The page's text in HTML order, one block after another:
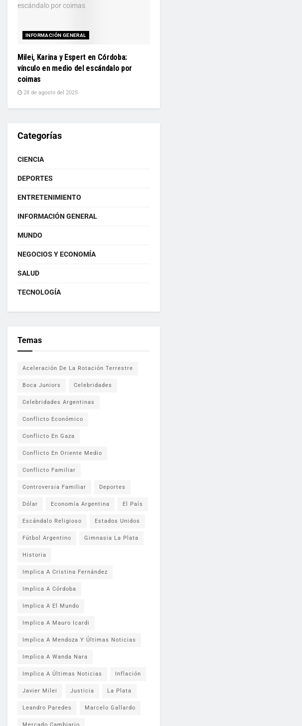
INFORMACIÓN GENERAL
Milei, Karina y Espert en Córdoba:
vínculo en medio del escándalo por
coimas
28 de agosto del 2025
Categorías
CIENCIA
DEPORTES
ENTRETENIMIENTO
INFORMACIÓN GENERAL
MUNDO
NEGOCIOS Y ECONOMÍA
SALUD
TECNOLOGÍA
Temas
Aceleración De La Rotación Terrestre
Boca Juniors Celebridades
Celebridades Argentinas
Conflicto Económico
Conflicto En Gaza
Conflicto En Oriente Medio
Conflicto Familiar
Controversia Familiar Deportes
Dólar Economía Argentina El País
Escándalo Religioso Estados Unidos
Fútbol Argentino Gimnasia La Plata
Historia
Implica A Cristina Fernández
Implica A Córdoba
Implica A El Mundo
Implica A Mauro Icardi
Implica A Mendoza Y Últimas Noticias
Implica A Wanda Nara
Implica A Últimas Noticias Inflación
Javier Milei Justicia La Plata
Leandro Paredes Marcelo Gallardo